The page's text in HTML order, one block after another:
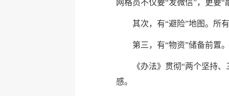
网格员不仅要“发微信”，更要
其次，有“避险”地图。所
第三，有“物资”储备前置
《办法》贯彻“两个坚持
感。